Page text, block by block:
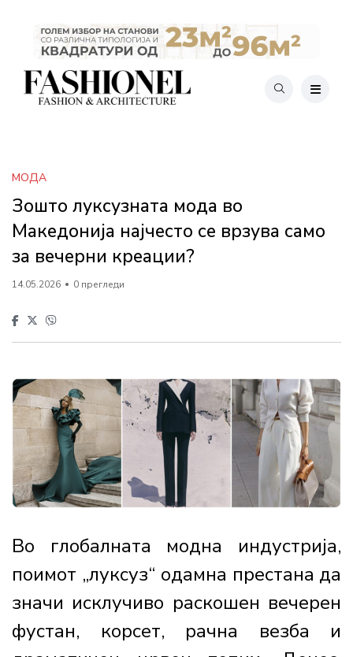
МОДА
Зошто луксузната мода во
Македонија најчесто се врзува само
за вечерни креации?
14.05.2026 0 прегледи
Во глобалната модна индустрија,
поимот „луксуз“ одамна престана да
значи исклучиво раскошен вечерен
фустан, корсет, рачна везба и